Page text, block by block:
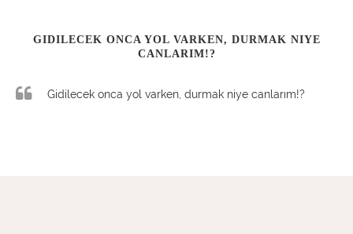
GIDILECEK ONCA YOL VARKEN, DURMAK NIYE
CANLARIM!?
Gidilecek onca yol varken, durmak niye canlarım!?